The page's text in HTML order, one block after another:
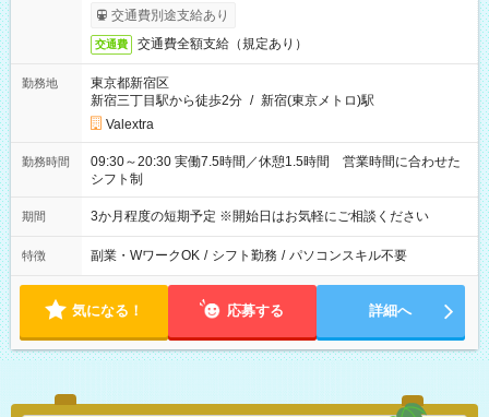
交通費別途支給あり
交通費 交通費全額支給（規定あり）
勤務地
東京都新宿区
新宿三丁目駅から徒歩2分 / 新宿(東京メトロ)駅
Valextra
勤務時間
09:30～20:30 実働7.5時間／休憩1.5時間 営業時間に合わせた
シフト制
期間 3か月程度の短期予定 ※開始日はお気軽にご相談ください
特徴 副業・WワークOK / シフト勤務 / パソコンスキル不要
気になる！ 応募する 詳細へ